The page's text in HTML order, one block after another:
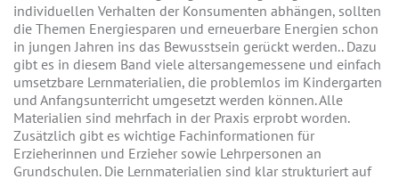
individuellen Verhalten der Konsumenten abhängen, sollten
die Themen Energiesparen und erneuerbare Energien schon
in jungen Jahren ins das Bewusstsein gerückt werden.. Dazu
gibt es in diesem Band viele altersangemessene und einfach
umsetzbare Lernmaterialien, die problemlos im Kindergarten
und Anfangsunterricht umgesetzt werden können. Alle
Materialien sind mehrfach in der Praxis erprobt worden.
Zusätzlich gibt es wichtige Fachinformationen für
Erzieherinnen und Erzieher sowie Lehrpersonen an
Grundschulen. Die Lernmaterialien sind klar strukturiert auf